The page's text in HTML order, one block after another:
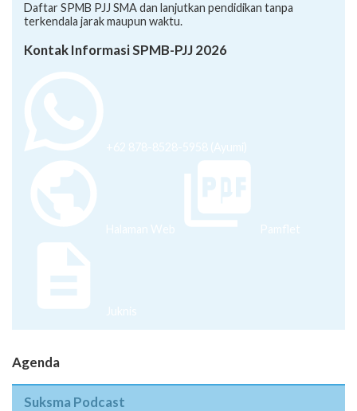
Daftar SPMB PJJ SMA dan lanjutkan pendidikan tanpa
terkendala jarak maupun waktu.
Kontak Informasi SPMB-PJJ 2026
+62 878-8528-5958 (Ayumi)
Halaman Web Pamflet
Juknis
Agenda
Suksma Podcast